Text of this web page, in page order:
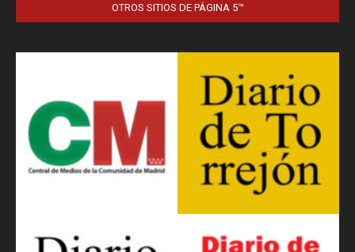
OTROS SITIOS DE PÁGINA 5™